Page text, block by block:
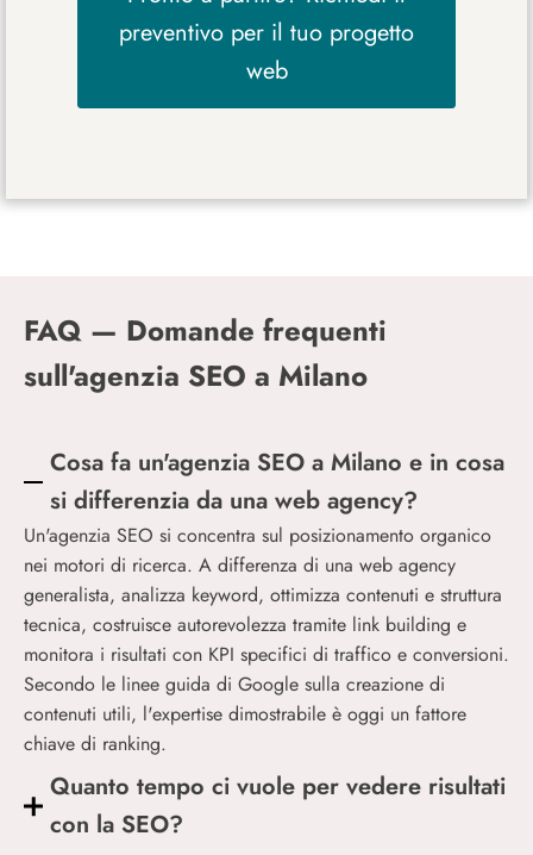
preventivo per il tuo progetto
web
FAQ — Domande frequenti
sull'agenzia SEO a Milano
Cosa fa un'agenzia SEO a Milano e in cosa
si differenzia da una web agency?
Un'agenzia SEO si concentra sul posizionamento organico
nei motori di ricerca. A differenza di una web agency
generalista, analizza keyword, ottimizza contenuti e struttura
tecnica, costruisce autorevolezza tramite link building e
monitora i risultati con KPI specifici di traffico e conversioni.
Secondo le linee guida di Google sulla creazione di
contenuti utili, l'expertise dimostrabile è oggi un fattore
chiave di ranking.
Quanto tempo ci vuole per vedere risultati
con la SEO?